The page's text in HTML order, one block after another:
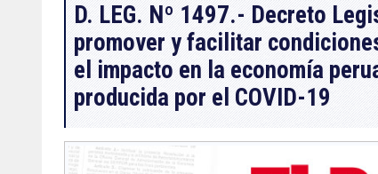
D. LEG. Nº 1497.- Decreto
promover y facilitar
el impacto en la economía
producida por el COVID-19